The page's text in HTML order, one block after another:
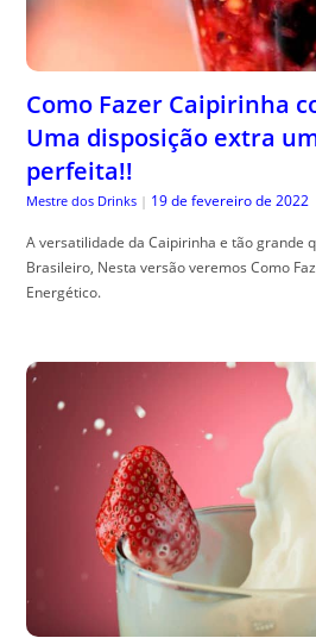
Como Fazer Caipirinha
Uma disposição extra
perfeita!!
Mestre dos Drinks | 19 de fevereiro de 2022
A versatilidade da Caipirinha e tão grande
Brasileiro, Nesta versão veremos Como
Energético.